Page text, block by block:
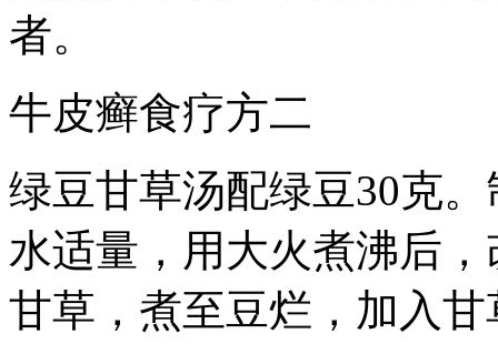
者。
牛皮癣食疗方二
绿豆甘草汤配绿豆30克
水适量，用大火煮沸后
甘草，煮至豆烂，加入